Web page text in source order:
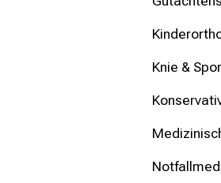
Knie &